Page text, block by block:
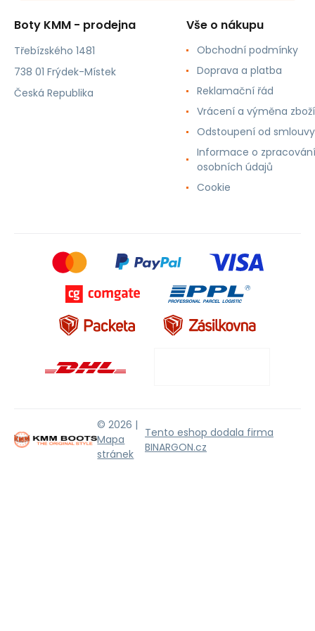
Boty KMM - prodejna
Třebízského 1481
738 01 Frýdek-Místek
Česká Republika
Vše o nákupu
Obchodní podmínky
Doprava a platba
Reklamační řád
Vrácení a výměna zboží
Odstoupení od smlouvy
Informace o zpracování
osobních údajů
Cookie
© 2026 |
Mapa
stránek
Tento eshop dodala firma
BINARGON.cz